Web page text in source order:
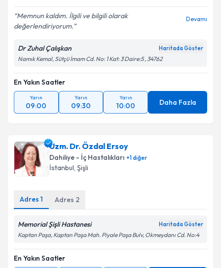
Memnun kaldım. İlgili ve bilgili olarak
değerlendiriyorum.
Devamı
Dr Zuhal Çalışkan Haritada Göster
Namık Kemal, Sütçü İmam Cd. No: 1 Kat: 3 Daire:5 , 34762
En Yakın Saatler
Yarın
09:00
Yarın
09:30
Yarın
10:00 Daha Fazla
Uzm. Dr. Özdal Ersoy
Dahiliye - İç Hastalıkları +1diğer
İstanbul, Şişli
Adres 1 Adres 2
Memorial Şişli Hastanesi Haritada Göster
Kaptan Paşa, Kaptan Paşa Mah. Piyale Paşa Bulv, Okmeydanı Cd. No:4
En Yakın Saatler